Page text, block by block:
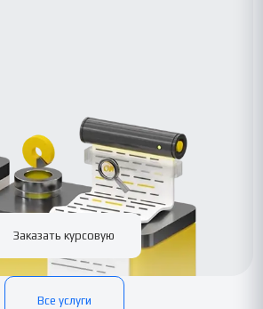
Заказать курсовую
Все услуги